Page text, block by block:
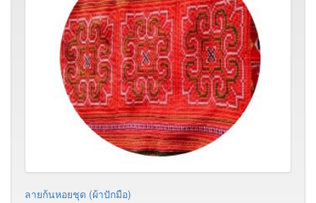
ลายก้นหอยชุด (ผ้าปักมือ)